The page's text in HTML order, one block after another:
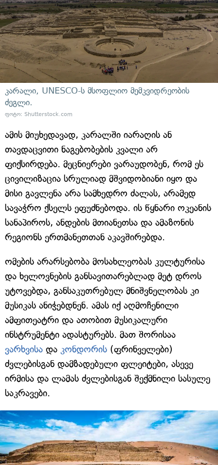
კარალი, UNESCO-ს მსოფლიო მემკვიდრეობის
ძეგლი.
ფოტო: Shutterstock.com
ამის მიუხედავად, კარალში იარაღის ან
თავდაცვითი ნაგებობების კვალი არ
ფიქსირდება. მეცნიერები ვარაუდობენ, რომ ეს
ცივილიზაცია სრულიად მშვიდობიანი იყო და
მისი გავლენა არა სამხედრო ძალას, არამედ
სავაჭრო ქსელს ეფუძნებოდა. ის წყნარი ოკეანის
სანაპიროს, ანდების მთიანეთსა და ამაზონის
რეგიონს ერთმანეთთან აკავშირებდა.
ომების არარსებობა მოსახლეობას კულტურისა
და ხელოვნების განსავითარებლად მეტ დროს
უტოვებდა, განსაკუთრებულ მნიშვნელობას კი
მუსიკას ანიჭებდნენ. ამას იქ აღმოჩენილი
ამფითეატრი და ათობით მუსიკალური
ინსტრუმენტი ადასტურებს. მათ შორისაა
ვარხვისა და კონდორის (ფრინველები)
ძვლებისგან დამზადებული ფლეიტები, ასევე
ირმისა და ლამას ძვლებისგან შექმნილი სასულე
საკრავები.